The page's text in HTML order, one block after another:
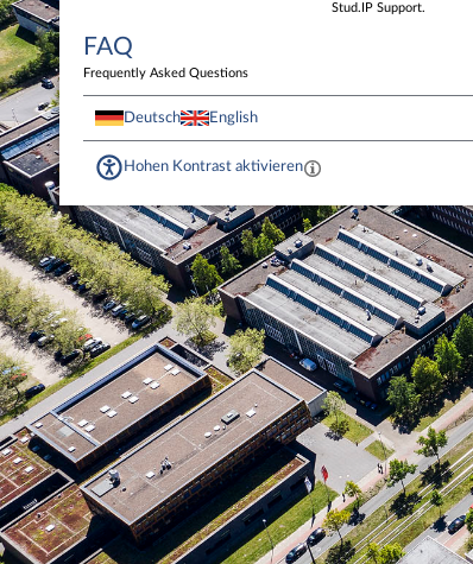
Stud.IP Support.
FAQ
Frequently Asked Questions
Deutsch English
Hohen Kontrast aktivieren